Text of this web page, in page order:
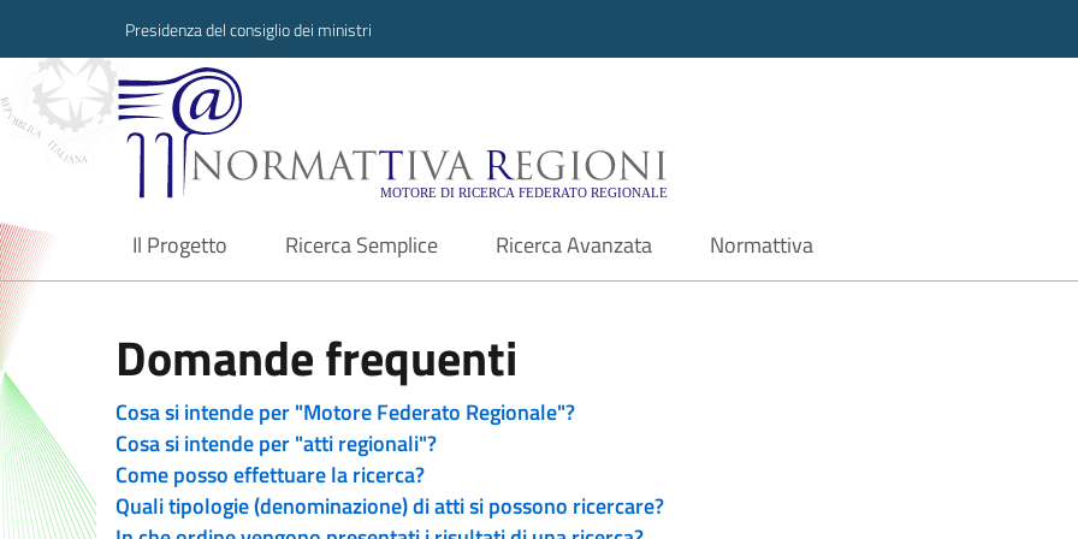
Presidenza del consiglio dei ministri
Normattiva Regioni - Motore di ricerca
Il Progetto
current Ricerca Semplice Ricerca Avanzata Normattiva
Domande frequenti
Cosa si intende per "Motore Federato Regionale"?
Cosa si intende per "atti regionali"?
Come posso effettuare la ricerca?
Quali tipologie (denominazione) di atti si possono ricercare?